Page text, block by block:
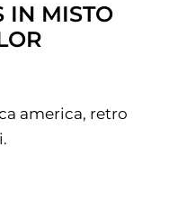
IN MISTO
america, retro